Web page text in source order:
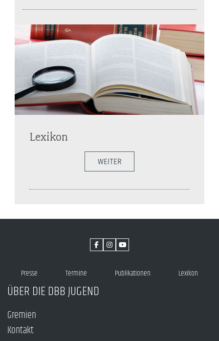
Lexikon
WEITER
Presse Termine Publikationen Lexikon
ÜBER DIE DBB JUGEND
Gremien
Kontakt